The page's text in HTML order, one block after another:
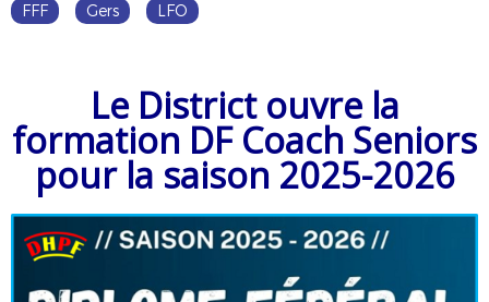
FFF Gers LFO
Le District ouvre la
formation DF Coach Seniors
pour la saison 2025-2026